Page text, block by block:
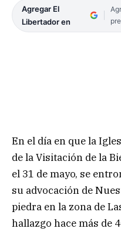
Agregar El
Libertador en
En el día en que la
de la Visitación de la
el 31 de mayo, se
su advocación de
piedra en la zona de
hallazgo hace más de